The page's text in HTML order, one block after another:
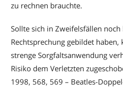
zu rechnen brauchte.
Sollte sich in Zweifelsfällen
Rechtsprechung gebildet
strenge Sorgfaltsanwendung
Risiko dem Verletzten
1998, 568, 569 – Beatles-